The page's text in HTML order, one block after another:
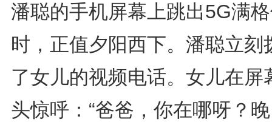
潘聪的手机屏幕上跳出5G满
时，正值夕阳西下。潘聪立刻
了女儿的视频电话。女儿在屏
头惊呼：“爸爸，你在哪呀？